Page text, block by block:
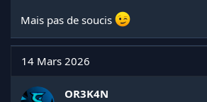
Mais pas de soucis
14 Mars 2026
OR3K4N